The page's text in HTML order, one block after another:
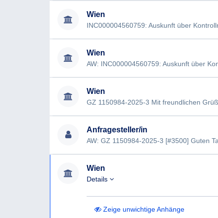
Wien
Wien
Wien
GZ 1150984-2025-3 Mit freundlichen
Anfragesteller/in
Wien
Details
Zeige unwichtige Anhänge